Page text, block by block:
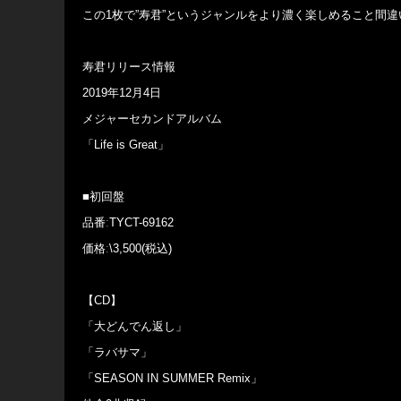
この1枚で”寿君”というジャンルをより濃く楽しめること間
寿君リリース情報
2019年12月4日
メジャーセカンドアルバム
「Life is Great」
■初回盤
品番ːTYCT-69162
価格ː\3,500(税込)
【CD】
「大どんでん返し」
「ラバサマ」
「SEASON IN SUMMER Remix」